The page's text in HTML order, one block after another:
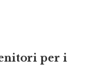
per i